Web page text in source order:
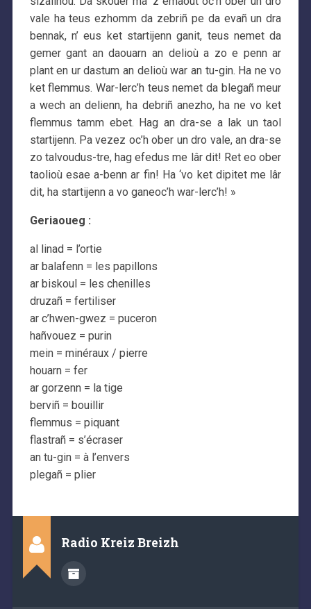
vale ha teus ezhomm da zebriñ pe da evañ un dra
bennak, n’ eus ket startijenn ganit, teus nemet da
gemer gant an daouarn an delioù a zo e penn ar
plant en ur dastum an delioù war an tu-gin. Ha ne vo
ket flemmus. War-lerc’h teus nemet da blegañ meur
a wech an delienn, ha debriñ anezho, ha ne vo ket
flemmus tamm ebet. Hag an dra-se a lak un taol
startijenn. Pa vezez oc’h ober un dro vale, an dra-se
zo talvoudus-tre, hag efedus me lâr dit! Ret eo ober
taolioù esae a-benn ar fin! Ha ‘vo ket dipitet me lâr
dit, ha startijenn a vo ganeoc’h war-lerc’h! »
Geriaoueg :
al linad = l’ortie
ar balafenn = les papillons
ar biskoul = les chenilles
druzañ = fertiliser
ar c’hwen-gwez = puceron
hañvouez = purin
mein = minéraux / pierre
houarn = fer
ar gorzenn = la tige
berviñ = bouillir
flemmus = piquant
flastrañ = s’écraser
an tu-gin = à l’envers
plegañ = plier
Radio Kreiz Breizh